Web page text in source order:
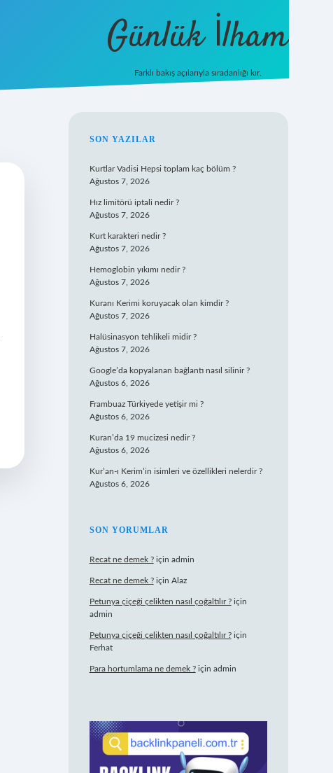
Günlük İlham
Farklı bakış açılarıyla sıradanlığı kır.
SIDEBAR
SON YAZILAR
Kurtlar Vadisi Hepsi toplam kaç bölüm ?
Ağustos 7, 2026
Hız limitörü iptali nedir ?
Ağustos 7, 2026
Kurt karakteri nedir ?
Ağustos 7, 2026
Hemoglobin yıkımı nedir ?
Ağustos 7, 2026
Kuranı Kerimi koruyacak olan kimdir ?
Ağustos 7, 2026
Halüsinasyon tehlikeli midir ?
Ağustos 7, 2026
Google’da kopyalanan bağlantı nasıl silinir ?
Ağustos 6, 2026
Frambuaz Türkiyede yetişir mi ?
Ağustos 6, 2026
Kuran’da 19 mucizesi nedir ?
Ağustos 6, 2026
Kur’an-ı Kerim’in isimleri ve özellikleri nelerdir ?
Ağustos 6, 2026
SON YORUMLAR
Recat ne demek ?için admin
Recat ne demek ?için Alaz
Petunya çiçeği çelikten nasıl çoğaltılır ?için
admin
Petunya çiçeği çelikten nasıl çoğaltılır ?için
Ferhat
Para hortumlama ne demek ?için admin